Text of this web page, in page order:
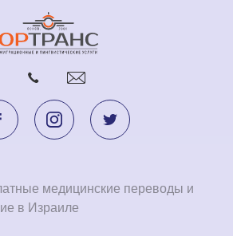
медицинские переводы и
в Израиле